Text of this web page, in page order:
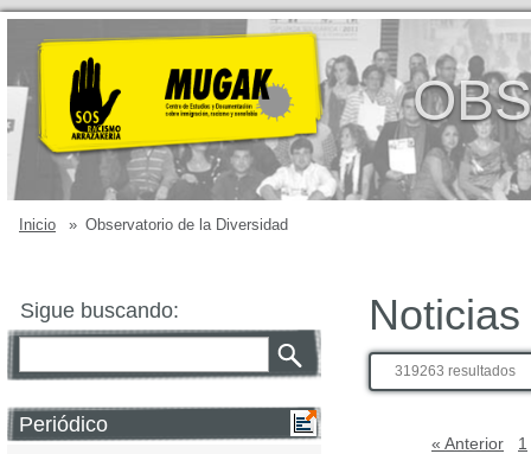
Inicio » Observatorio de la Diversidad
Sigue buscando:
Periódico
Noticias
319263 resultados
« Anterior 1